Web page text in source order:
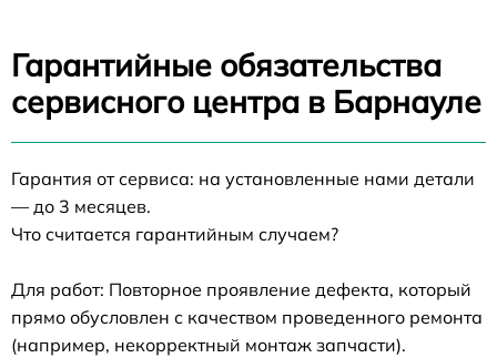
Гарантийные обязательства
сервисного центра в Барнауле
Гарантия от сервиса: на установленные нами детали
— до 3 месяцев.
Что считается гарантийным случаем?
Для работ: Повторное проявление дефекта, который
прямо обусловлен с качеством проведенного ремонта
(например, некорректный монтаж запчасти).